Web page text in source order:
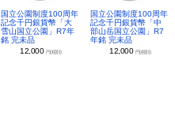
国立公園制度100周年
記念千円銀貨幣「大
雪山国立公園」R7年
銘 完未品
12,000 円(税別)
国立公園制度100周年
記念千円銀貨幣「中
部山岳国立公園」R7
年銘 完未品
12,000 円(税別)